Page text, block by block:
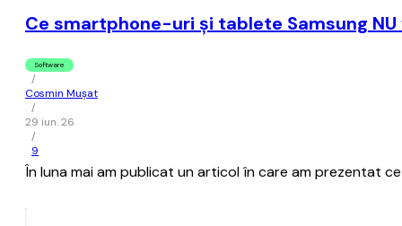
Ce smartphone-uri şi tablete Samsung
Software
/
Cosmin Mușat
/
29 iun. 26
/
9
În luna mai am publicat un articol în care am prezentat